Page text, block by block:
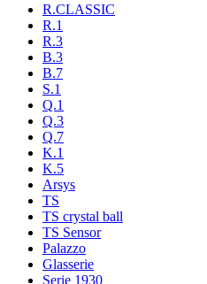
R.CLASSIC
R.1
R.3
B.3
B.7
S.1
Q.1
Q.3
Q.7
K.1
K.5
Arsys
TS
TS crystal ball
TS Sensor
Palazzo
Glasserie
Serie 1930